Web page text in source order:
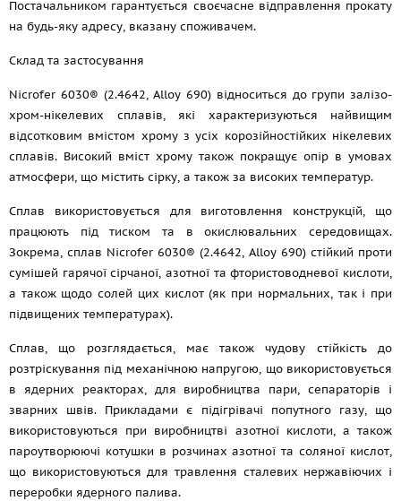
Постачальником гарантується своєчасне відправлення прокату
на будь-яку адресу, вказану споживачем.
Склад та застосування
Nicrofer 6030® (2.4642, Alloy 690) відноситься до групи залізо-
хром-нікелевих сплавів, які характеризуються найвищим
відсотковим вмістом хрому з усіх корозійностійких нікелевих
сплавів. Високий вміст хрому також покращує опір в умовах
атмосфери, що містить сірку, а також за високих температур.
Сплав використовується для виготовлення конструкцій, що
працюють під тиском та в окислювальних середовищах.
Зокрема, сплав Nicrofer 6030® (2.4642, Alloy 690) стійкий проти
сумішей гарячої сірчаної, азотної та фтористоводневої кислоти,
а також щодо солей цих кислот (як при нормальних, так і при
підвищених температурах).
Сплав, що розглядається, має також чудову стійкість до
розтріскування під механічною напругою, що використовується
в ядерних реакторах, для виробництва пари, сепараторів і
зварних швів. Прикладами є підігрівачі попутного газу, що
використовуються при виробництві азотної кислоти, а також
пароутворюючі котушки в розчинах азотної та соляної кислот,
що використовуються для травлення сталевих нержавіючих і
переробки ядерного палива.